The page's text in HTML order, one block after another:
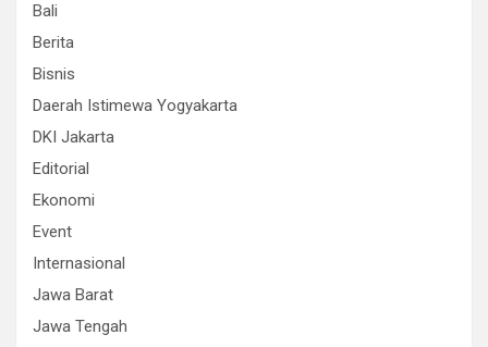
Bali
Berita
Bisnis
Daerah Istimewa Yogyakarta
DKI Jakarta
Editorial
Ekonomi
Event
Internasional
Jawa Barat
Jawa Tengah